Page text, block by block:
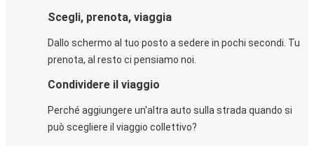
Scegli, prenota, viaggia
Dallo schermo al tuo posto a sedere in pochi secondi. Tu
prenota, al resto ci pensiamo noi.
Condividere il viaggio
Perché aggiungere un'altra auto sulla strada quando si
può scegliere il viaggio collettivo?